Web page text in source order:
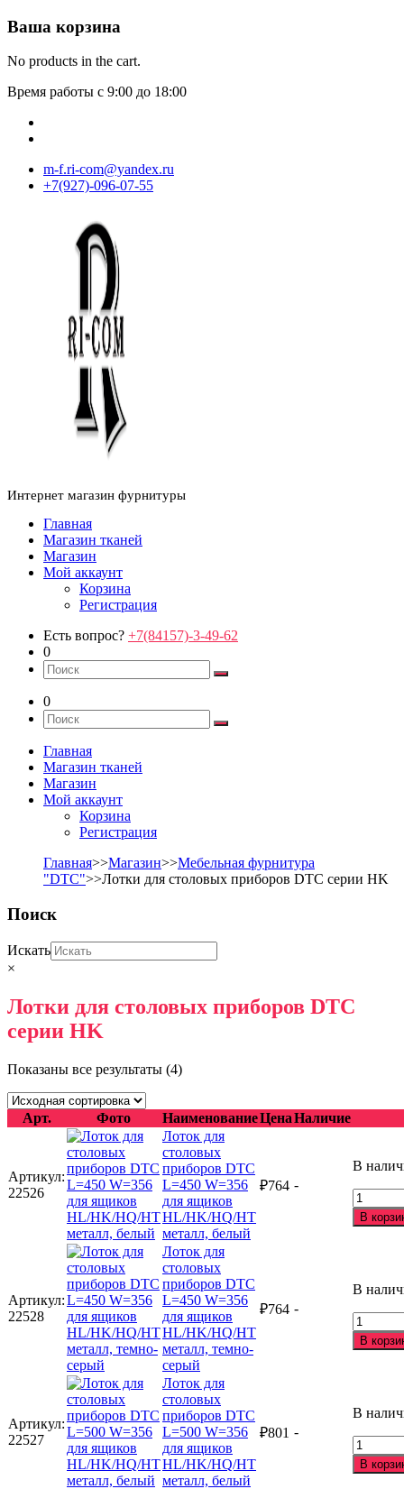
Ваша корзина
No products in the cart.
Время работы с 9:00 до 18:00
m-f.ri-com@yandex.ru
+7(927)-096-07-55
Интернет магазин фурнитуры
Главная
Магазин тканей
Магазин
Мой аккаунт
Корзина
Регистрация
Есть вопрос? +7(84157)-3-49-62
0
0
Главная
Магазин тканей
Магазин
Мой аккаунт
Корзина
Регистрация
Главная>>Магазин>>Мебельная фурнитура
"DTC">>Лотки для столовых приборов DTC серии HK
Поиск
Искать
×
Лотки для столовых приборов DTC
серии HK
Показаны все результаты (4)
Арт. Фото НаименованиеЦенаНаличие
Артикул:
22526
Лоток для
столовых
приборов DTC
L=450 W=356
для ящиков
HL/HK/HQ/HT
металл, белый
₽764 -
В
товара
Лоток
DTC
L=450
W=356
для
белый
В
Артикул:
22528
Лоток для
столовых
приборов DTC
L=450 W=356
для ящиков
HL/HK/HQ/HT
металл, темно-
серый
₽764 -
В
товара
Лоток
DTC
L=450
W=356
для
В
Артикул:
22527
Лоток для
столовых
приборов DTC
L=500 W=356
для ящиков
HL/HK/HQ/HT
металл, белый
₽801 -
В
товара
Лоток
В